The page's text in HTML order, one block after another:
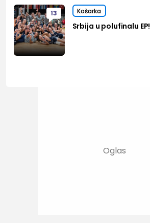
13 Košarka
Srbija u polufinalu EP!